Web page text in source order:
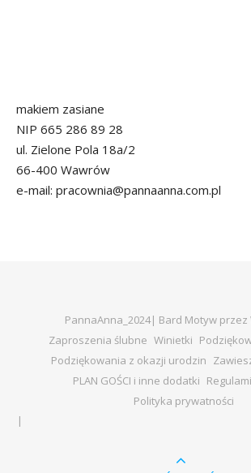
makiem zasiane
NIP 665 286 89 28
ul. Zielone Pola 18a/2
66-400 Wawrów
e-mail: pracownia@pannaanna.com.pl
PannaAnna_2024| Bard Motyw przez
Zaproszenia ślubne Winietki
Podziękowania z okazji urodzin
PLAN GOŚCI i inne dodatki
Polityka prywatności